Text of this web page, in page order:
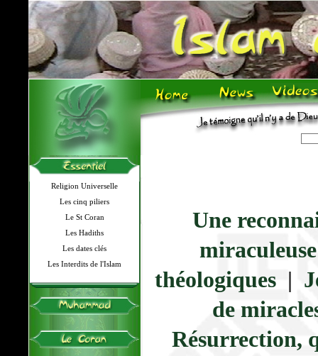
Religion Universelle
Les cinq piliers
Le St Coran
Les Hadiths
Les dates clés
Les Interdits de l'Islam
Une
miraculeuse
théologiques |
de
Résurrection,